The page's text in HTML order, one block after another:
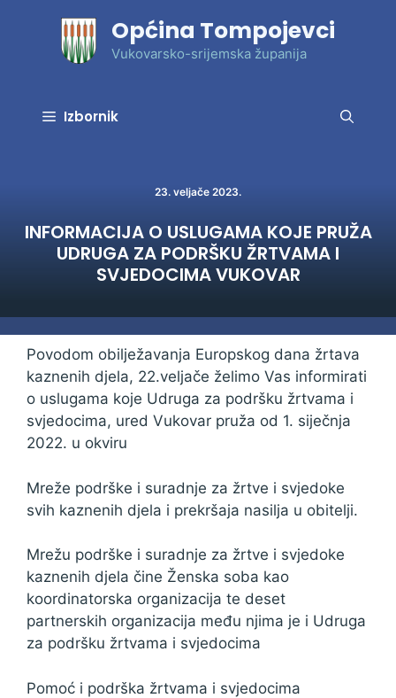
Općina Tompojevci
Vukovarsko-srijemska županija
Izbornik
23. veljače 2023.
INFORMACIJA O USLUGAMA KOJE PRUŽA
UDRUGA ZA PODRŠKU ŽRTVAMA I
SVJEDOCIMA VUKOVAR
Povodom obilježavanja Europskog dana žrtava
kaznenih djela, 22.veljače želimo Vas informirati
o uslugama koje Udruga za podršku žrtvama i
svjedocima, ured Vukovar pruža od 1. siječnja
2022. u okviru
Mreže podrške i suradnje za žrtve i svjedoke
svih kaznenih djela i prekršaja nasilja u obitelji.
Mrežu podrške i suradnje za žrtve i svjedoke
kaznenih djela čine Ženska soba kao
koordinatorska organizacija te deset
partnerskih organizacija među njima je i Udruga
za podršku žrtvama i svjedocima
Pomoć i podrška žrtvama i svjedocima